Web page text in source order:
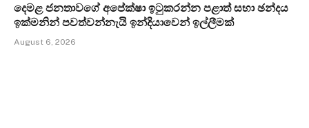
දෙමළ ජනතාවගේ අපේක්ෂා ඉටුකරන්න පළාත් සභා ඡන්දය
ඉක්මනින් පවත්වන්නැයි ඉන්දියාවෙන් ඉල්ලීමක්
August 6, 2026